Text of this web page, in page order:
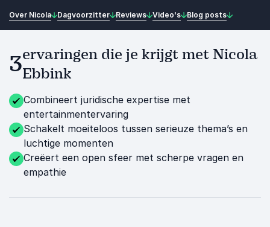
Over Nicola Dagvoorzitter Reviews Video's Blog posts
3ervaringen die je krijgt met Nicola
Ebbink
Combineert juridische expertise met
entertainmentervaring
Schakelt moeiteloos tussen serieuze thema’s en
luchtige momenten
Creëert een open sfeer met scherpe vragen en
empathie